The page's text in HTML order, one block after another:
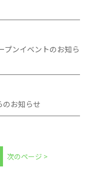
プンイベントのお知ら
のお知らせ
次のページ >